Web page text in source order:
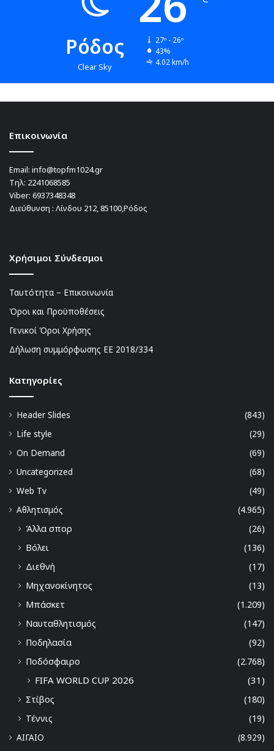
Ρόδος
Clear Sky
27º - 26º
43%
4.02 km/h
Επικοινωνία
Email: info@topfm1024.gr
Τηλ: 2241068585
Viber: 6937348348
Διεύθυνση : Λίνδου 212, 85100,Ρόδος
Χρήσιμοι Σύνδεσμοι
Ταυτότητα – Επικοινωνία
Όροι και Προϋποθέσεις
Γενικοί Όροι Χρήσης
Δήλωση συμμόρφωσης ΕΕ 2018/334
Kατηγορίες
Header Slides
(843)
Life style
(29)
On Demand
(69)
Uncategorized
(68)
Web Tv
(49)
Αθλητισμός
(4.965)
Άλλα σπορ
(26)
Βόλει
(136)
Διεθνή
(17)
Μηχανοκίνητος
(13)
Μπάσκετ
(1.209)
Ναυταθλητισμός
(147)
Ποδηλασία
(92)
Ποδόσφαιρο
(2.768)
FIFA WORLD CUP 2026 (31)
Στίβος
(180)
Τέννις
(19)
ΑΙΓΑΙΟ
(8.929)